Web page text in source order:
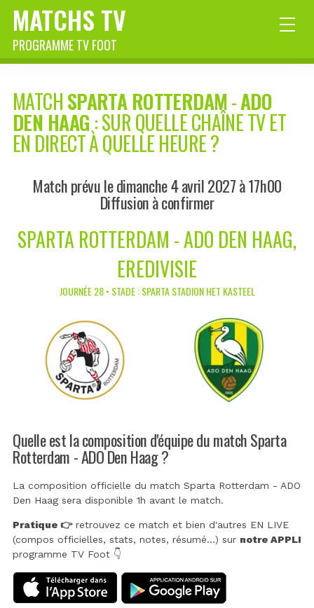
MATCHS TV
PROGRAMME TV FOOT
MATCHSPARTA ROTTERDAM-ADO
DEN HAAG : SUR QUELLE CHAÎNE TV ET
EN DIRECT À QUELLE HEURE ?
Match prévu le dimanche 4 avril 2027 à 17h00
Diffusion à confirmer
SPARTA ROTTERDAM - ADO DEN HAAG,
EREDIVISIE
JOURNÉE 28 • STADE : SPARTA STADION HET KASTEEL
Quelle est la composition d'équipe du match Sparta
Rotterdam - ADO Den Haag ?
La composition officielle du match Sparta Rotterdam - ADO
Den Haag sera disponible 1h avant le match.
Pratique 👉retrouvez ce match et bien d'autres EN LIVE
(compos officielles, stats, notes, résumé...) sur notre APPLI
programme TV Foot 👇